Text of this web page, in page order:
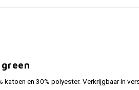
en 30% polyester. Verkrijgbaar in